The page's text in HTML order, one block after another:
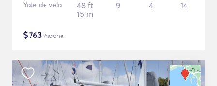
Yate de vela
48 ft
15 m
9 4 14
$763 /noche